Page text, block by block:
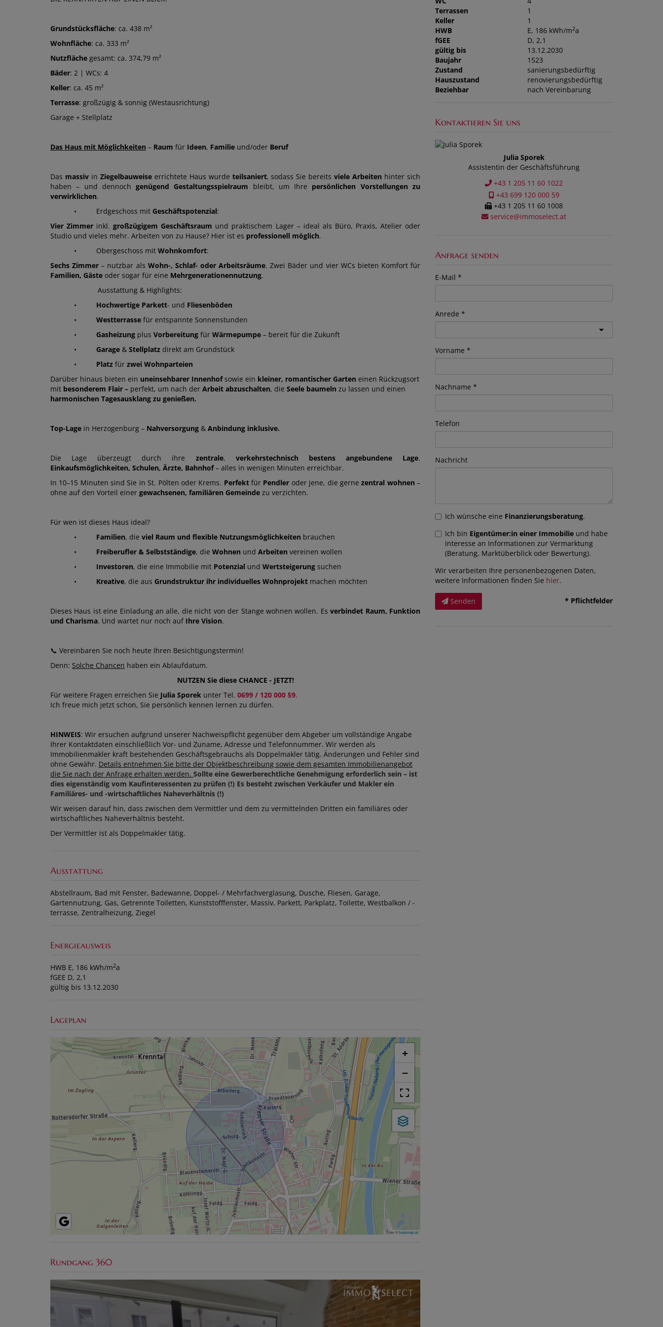
Grundstücksfläche: ca. 438 m²
Wohnfläche: ca. 333 m²
Nutzfläche gesamt: ca. 374,79 m²
Bäder: 2 | WCs: 4
Keller: ca. 45 m²
Terrasse: großzügig & sonnig (Westausrichtung)
Garage + Stellplatz
Das Haus mit Möglichkeiten – Raum für Ideen, Familie und/oder Beruf
Das massivin Ziegelbauweiseerrichtete Haus wurde teilsaniert, sodass Sie bereitsviele Arbeiten hinter sich
haben – und dennochgenügend Gestaltungsspielraum bleibt, um Ihre persönlichen Vorstellungen zu
verwirklichen.
• Erdgeschoss mit Geschäftspotenzial:
Vier Zimmer inkl.großzügigem Geschäftsraum und praktischem Lager – ideal als Büro, Praxis, Atelier oder
Studio und vieles mehr. Arbeiten von zu Hause? Hier ist es professionell möglich.
• Obergeschoss mit Wohnkomfort:
Sechs Zimmer – nutzbar als Wohn-, Schlaf- oder Arbeitsräume. Zwei Bäder und vier WCs bieten Komfort für
Familien, Gäste oder sogar für eine Mehrgenerationennutzung.
Ausstattung & Highlights:
• Hochwertige Parkett- und Fliesenböden
• Westterrasse für entspannte Sonnenstunden
• Gasheizung plus Vorbereitung für Wärmepumpe – bereit für die Zukunft
• Garage & Stellplatz direkt am Grundstück
• Platz für zwei Wohnparteien
Darüber hinaus bieten ein uneinsehbarer Innenhofsowie ein kleiner, romantischer Garten einen Rückzugsort
mit besonderem Flair – perfekt, um nach der Arbeit abzuschalten, die Seele baumeln zu lassen und einen
harmonischen Tagesausklang zu genießen.
Top-Lage in Herzogenburg – Nahversorgung & Anbindung inklusive.
Die Lage überzeugt durch ihre zentrale, verkehrstechnisch bestens angebundene Lage.
Einkaufsmöglichkeiten, Schulen, Ärzte, Bahnhof– alles in wenigen Minuten erreichbar.
In 10–15 Minuten sind Sie in St. Pölten oder Krems. Perfektfür Pendler oder jene, die gernezentral wohnen –
ohne auf den Vorteil einer gewachsenen, familiären Gemeinde zu verzichten.
Für wen ist dieses Haus ideal?
• Familien, die viel Raum und flexible Nutzungsmöglichkeiten brauchen
• Freiberufler & Selbstständige, die Wohnen und Arbeiten vereinen wollen
• Investoren, die eine Immobilie mit Potenzial und Wertsteigerung suchen
• Kreative, die aus Grundstruktur ihr individuelles Wohnprojekt machen möchten
Dieses Haus ist eine Einladung an alle, die nicht von der Stange wohnen wollen. Esverbindet Raum, Funktion
und Charisma. Und wartet nur noch auf Ihre Vision.
📞 Vereinbaren Sie noch heute Ihren Besichtigungstermin!
Denn: Solche Chancen haben ein Ablaufdatum.
NUTZEN Sie diese CHANCE - JETZT!
Für weitere Fragen erreichen Sie Julia Sporek unter Tel. 0699 / 120 000 59.
Ich freue mich jetzt schon, Sie persönlich kennen lernen zu dürfen.
HINWEIS: Wir ersuchen aufgrund unserer Nachweispflicht gegenüber dem Abgeber um vollständige Angabe
Ihrer Kontaktdaten einschließlich Vor- und Zuname, Adresse und Telefonnummer. Wir werden als
Immobilienmakler kraft bestehenden Geschäftsgebrauchs als Doppelmakler tätig. Änderungen und Fehler sind
ohne Gewähr. Details entnehmen Sie bitte der Objektbeschreibung sowie dem gesamten Immobilienangebot
die Sie nach der Anfrage erhalten werden. Sollte eine Gewerberechtliche Genehmigung erforderlich sein – ist
dies eigenständig vom Kaufinteressenten zu prüfen (!) Es besteht zwischen Verkäufer und Makler ein
Familiäres- und -wirtschaftliches Naheverhältnis (!)
Wir weisen darauf hin, dass zwischen dem Vermittler und dem zu vermittelnden Dritten ein familiäres oder
wirtschaftliches Naheverhältnis besteht.
Der Vermittler ist als Doppelmakler tätig.
Ausstattung
Abstellraum Bad mit Fenster Badewanne Doppel- / Mehrfachverglasung Dusche Fliesen Garage
Gartennutzung Gas Getrennte Toiletten Kunststofffenster Massiv Parkett Parkplatz Toilette Westbalkon / -
terrasse Zentralheizung Ziegel
Energieausweis
HWB E, 186 kWh/m2a
fGEE D, 2,1
gültig bis 13.12.2030
Lageplan
+
−
Tiles ©basemap.at
Rundgang 360
Terrassen
1
Keller
1
HWB
E, 186 kWh/m2a
fGEE
D, 2,1
gültig bis
13.12.2030
Baujahr
1523
Zustand
sanierungsbedürftig
Hauszustand
renovierungsbedürftig
Beziehbar
nach Vereinbarung
Kontaktieren Sie uns
Julia Sporek
Assistentin der Geschäftsführung
+43 1 205 11 60 1022
+43 699 120 000 59
+43 1 205 11 60 1008
service@immoselect.at
Anfrage senden
E-Mail
Anrede
Vorname
Nachname
Telefon
Nachricht
Ich wünsche eine Finanzierungsberatung.
Ich bin Eigentümer:in einer Immobilie und habe
Interesse an Informationen zur Vermarktung
(Beratung, Marktüberblick oder Bewertung).
Wir verarbeiten Ihre personenbezogenen Daten,
weitere Informationen finden Sie hier.
Senden * Pflichtfelder